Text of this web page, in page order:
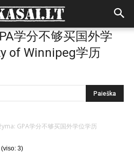
学分不够买国外学
of Winnipeg学历
GPA学分不够买国外学位学历
3)